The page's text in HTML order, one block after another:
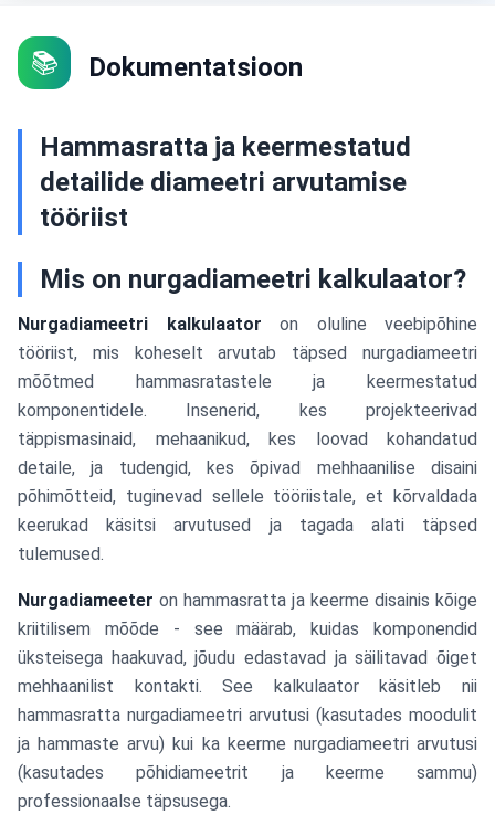
📚 Dokumentatsioon
Hammasratta ja keermestatud
detailide diameetri arvutamise
tööriist
Mis on nurgadiameetri kalkulaator?
Nurgadiameetri kalkulaator on oluline veebipõhine
tööriist, mis koheselt arvutab täpsed nurgadiameetri
mõõtmed hammasratastele ja keermestatud
komponentidele. Insenerid, kes projekteerivad
täppismasinaid, mehaanikud, kes loovad kohandatud
detaile, ja tudengid, kes õpivad mehhaanilise disaini
põhimõtteid, tuginevad sellele tööriistale, et kõrvaldada
keerukad käsitsi arvutused ja tagada alati täpsed
tulemused.
Nurgadiameeter on hammasratta ja keerme disainis kõige
kriitilisem mõõde - see määrab, kuidas komponendid
üksteisega haakuvad, jõudu edastavad ja säilitavad õiget
mehhaanilist kontakti. See kalkulaator käsitleb nii
hammasratta nurgadiameetri arvutusi (kasutades moodulit
ja hammaste arvu) kui ka keerme nurgadiameetri arvutusi
(kasutades põhidiameetrit ja keerme sammu)
professionaalse täpsusega.